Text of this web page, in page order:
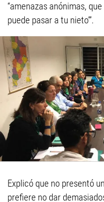
“amenazas anónimas,
puede pasar a tu nieto’”.
Explicó que no presentó
prefiere no dar